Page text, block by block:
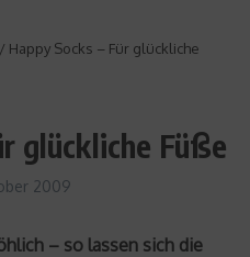
/ Happy Socks – Für glückliche
glückliche Füße
2009
– so lassen sich die